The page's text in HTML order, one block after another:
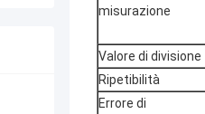
misurazione
Valore di divisione
Ripetibilità
Errore di